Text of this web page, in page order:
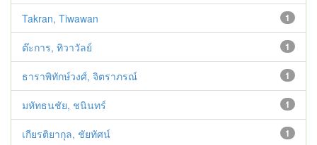
1
Takran, Tiwawan
1
ต๊ะการ, ทิวาวัลย์
1
ธาราพิทักษ์วงศ์, จิตราภรณ์
1
มหัทธนชัย, ชนินทร์
1
เกียรติยากุล, ชัยทัศน์